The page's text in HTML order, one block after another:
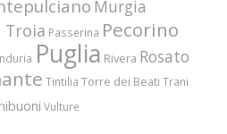
Murgia
Troia Passerina Pecorino
Puglia Rivera Rosato
Tintilia Torre dei Beati Trani
Vulture